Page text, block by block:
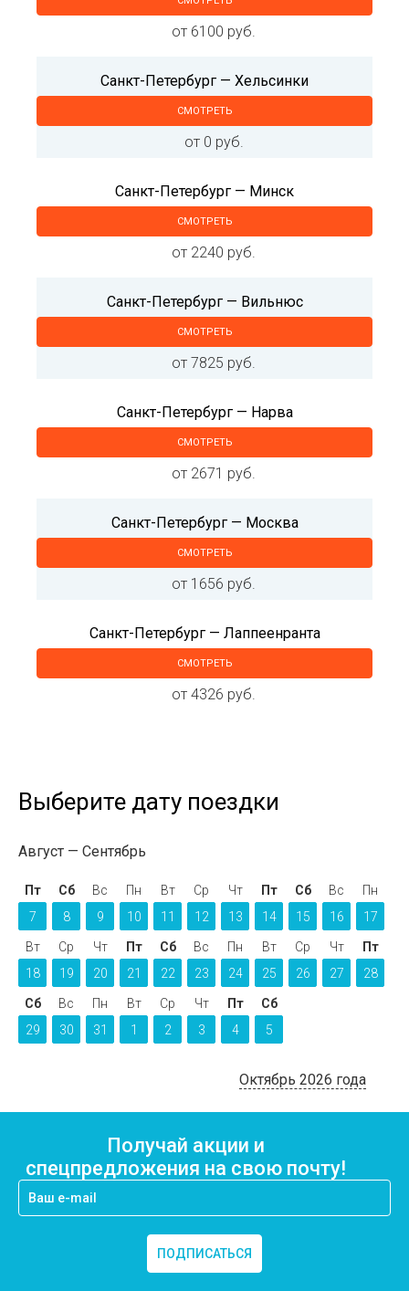
от 6100 руб.
Санкт-Петербург — Хельсинки
СМОТРЕТЬ
от 0 руб.
Санкт-Петербург — Минск
СМОТРЕТЬ
от 2240 руб.
Санкт-Петербург — Вильнюс
СМОТРЕТЬ
от 7825 руб.
Санкт-Петербург — Нарва
СМОТРЕТЬ
от 2671 руб.
Санкт-Петербург — Москва
СМОТРЕТЬ
от 1656 руб.
Санкт-Петербург — Лаппеенранта
СМОТРЕТЬ
от 4326 руб.
Выберите дату поездки
Август Сентябрь
Пт
7
Сб
8
Вс
9
Пн
10
Вт
11
Ср
12
Чт
13
Пт
14
Сб
15
Вс
16
Пн
17
Вт
18
Ср
19
Чт
20
Пт
21
Сб
22
Вс
23
Пн
24
Вт
25
Ср
26
Чт
27
Пт
28
Сб
29
Вс
30
Пн
31
Вт
1
Ср
2
Чт
3
Пт
4
Сб
5
Октябрь 2026 года
Получай акции и
спецпредложения на свою почту!
ПОДПИСАТЬСЯ